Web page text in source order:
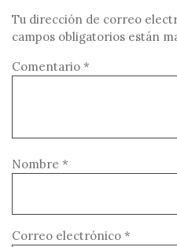
Tu dirección de correo
campos obligatorios están
Comentario *
Nombre *
Correo electrónico *